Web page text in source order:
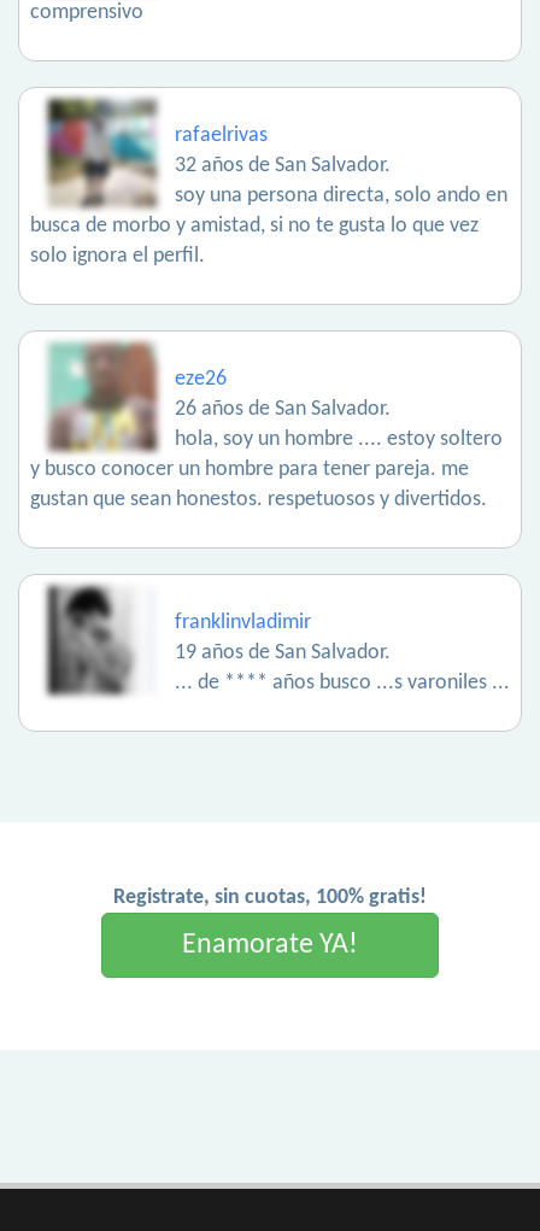
comprensivo
rafaelrivas
32 años de San Salvador.
soy una persona directa, solo ando en
busca de morbo y amistad, si no te gusta lo que vez
solo ignora el perfil.
eze26
26 años de San Salvador.
hola, soy un hombre .... estoy soltero
y busco conocer un hombre para tener pareja. me
gustan que sean honestos. respetuosos y divertidos.
franklinvladimir
19 años de San Salvador.
... de **** años busco ...s varoniles ...
Registrate, sin cuotas, 100% gratis!
Enamorate YA!